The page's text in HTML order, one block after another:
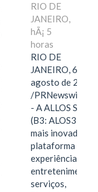
RIO DE
JANEIRO,
hÃ¡ 5
horas
RIO DE
JANEIRO, 6 de
agosto de 2026
/PRNewswire/ -
- A ALLOS S.A.
(B3: ALOS3), a
mais inovadora
plataforma de
experiências,
entretenimento,
serviços,